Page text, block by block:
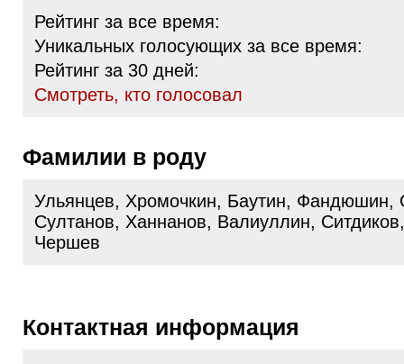
Рейтинг за все время:
Уникальных голосующих за все время:
Рейтинг за 30 дней:
Cмотреть, кто голосовал
Фамилии в роду
Ульянцев, Хромочкин, Баутин, Фандюшин,
Султанов, Ханнанов, Валиуллин,
Чершев
Контактная информация